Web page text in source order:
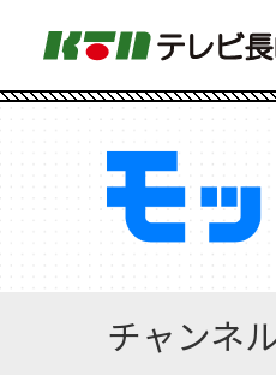
チャンネ